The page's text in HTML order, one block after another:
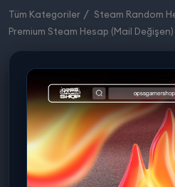
Tüm Kategoriler
Steam Random
Premium Steam Hesap (Mail Değişen)